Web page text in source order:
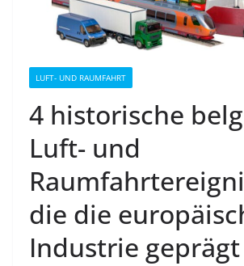
LUFT- UND RAUMFAHRT
4 historische
Luft- und
die die
Industrie